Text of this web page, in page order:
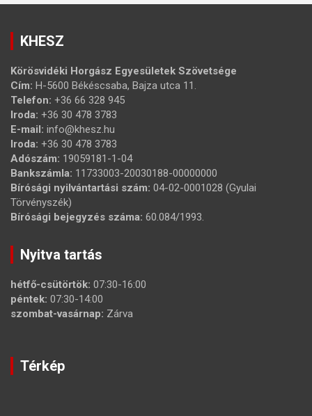
KHESZ
Körösvidéki Horgász Egyesületek Szövetsége
Cím: H-5600 Békéscsaba, Bajza utca 11.
Telefon: +36 66 328 945
Iroda: +36 30 478 3783
E-mail: info@khesz.hu
Iroda: +36 30 478 3783
Adószám: 19059181-1-04
Bankszámla: 11733003-20030188-00000000
Bírósági nyilvántartási szám: 04-02-0001028 (Gyulai
Törvényszék)
Bírósági bejegyzés száma: 60.084/1993.
Nyitva tartás
hétfő-csütörtök: 07:30-16:00
péntek: 07:30-14:00
szombat-vasárnap: Zárva
Térkép